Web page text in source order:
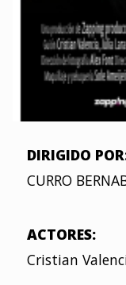
DIRIGIDO
CURRO
ACTORES:
Cristian